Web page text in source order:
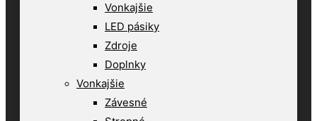
Vonkajšie
LED pásiky
Zdroje
Doplnky
Vonkajšie
Závesné